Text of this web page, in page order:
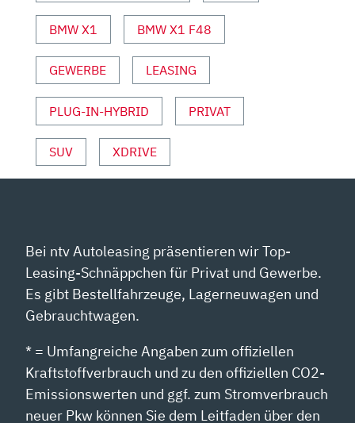
ANZEIGEN
BMW X1 BMW X1 F48
GEWERBE LEASING
PLUG-IN-HYBRID PRIVAT
SUV XDRIVE
Bei ntv Autoleasing präsentieren wir Top-
Leasing-Schnäppchen für Privat und Gewerbe.
Es gibt Bestellfahrzeuge, Lagerneuwagen und
Gebrauchtwagen.
* = Umfangreiche Angaben zum offiziellen
Kraftstoffverbrauch und zu den offiziellen CO2-
Emissionswerten und ggf. zum Stromverbrauch
neuer Pkw können Sie dem Leitfaden über den